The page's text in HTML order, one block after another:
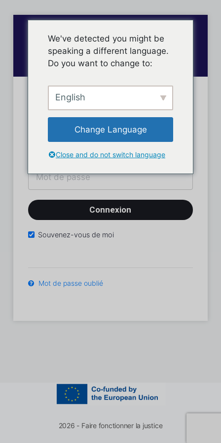
Connexion des membres
Souvenez-vous de moi
Mot de passe oublié
2026 - Faire fonctionner la justice
We've detected you might be
speaking a different language.
Do you want to change to:
English
Change Language
Close and do not switch language